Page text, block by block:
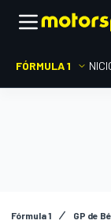
FÓRMULA 1
Fórmula 1 GP de